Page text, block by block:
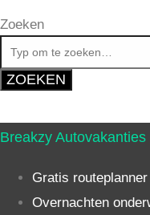
Zoeken
ZOEKEN
Breakzy Autovakanties
Gratis routeplanner
Overnachten